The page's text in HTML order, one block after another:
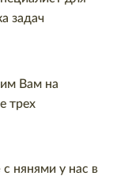
задач
Вам на
трех
с нянями у нас в